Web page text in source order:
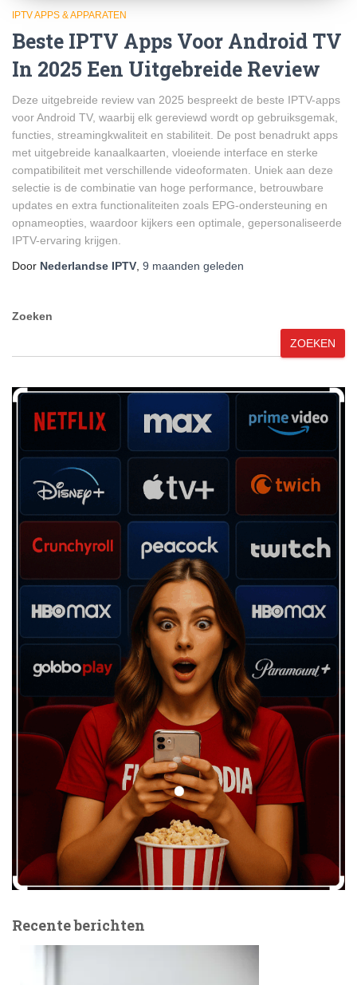
IPTV APPS & APPARATEN
Beste IPTV Apps Voor Android TV
In 2025 Een Uitgebreide Review
Deze uitgebreide review van 2025 bespreekt de beste IPTV-apps
voor Android TV, waarbij elk gereviewd wordt op gebruiksgemak,
functies, streamingkwaliteit en stabiliteit. De post benadrukt apps
met uitgebreide kanaalkaarten, vloeiende interface en sterke
compatibiliteit met verschillende videoformaten. Uniek aan deze
selectie is de combinatie van hoge performance, betrouwbare
updates en extra functionaliteiten zoals EPG-ondersteuning en
opnameopties, waardoor kijkers een optimale, gepersonaliseerde
IPTV-ervaring krijgen.
Door Nederlandse IPTV 9 maanden geleden
Zoeken
ZOEKEN
Recente berichten